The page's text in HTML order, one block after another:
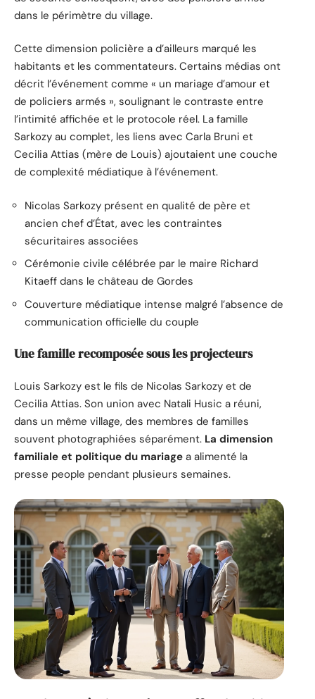
dans le périmètre du village.
Cette dimension policière a d’ailleurs marqué les
habitants et les commentateurs. Certains médias ont
décrit l’événement comme « un mariage d’amour et
de policiers armés », soulignant le contraste entre
l’intimité affichée et le protocole réel. La famille
Sarkozy au complet, les liens avec Carla Bruni et
Cecilia Attias (mère de Louis) ajoutaient une couche
de complexité médiatique à l’événement.
Nicolas Sarkozy présent en qualité de père et
ancien chef d’État, avec les contraintes
sécuritaires associées
Cérémonie civile célébrée par le maire Richard
Kitaeff dans le château de Gordes
Couverture médiatique intense malgré l’absence de
communication officielle du couple
Une famille recomposée sous les projecteurs
Louis Sarkozy est le fils de Nicolas Sarkozy et de
Cecilia Attias. Son union avec Natali Husic a réuni,
dans un même village, des membres de familles
souvent photographiées séparément. La dimension
familiale et politique du mariage a alimenté la
presse people pendant plusieurs semaines.